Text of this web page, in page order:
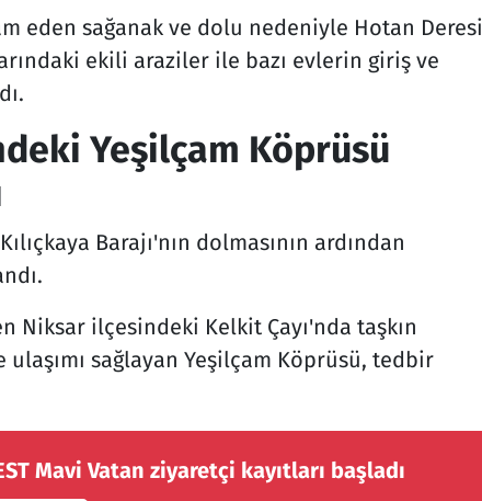
eden sağanak ve dolu nedeniyle Hotan Deresi
ekili araziler ile bazı evlerin giriş ve
Yeşilçam Köprüsü
Barajı'nın dolmasının ardından
Niksar ilçesindeki Kelkit Çayı'nda taşkın
ulaşımı sağlayan Yeşilçam Köprüsü, tedbir
Mavi Vatan ziyaretçi kayıtları başladı